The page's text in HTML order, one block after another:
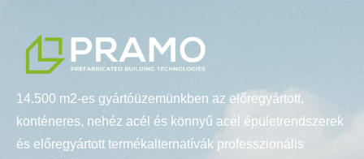
14.500 m2-es gyártóüzemünkben az előregyártott,
konténeres, nehéz acél és könnyű acél épületrendszerek
és előregyártott termékalternatívák professzionális